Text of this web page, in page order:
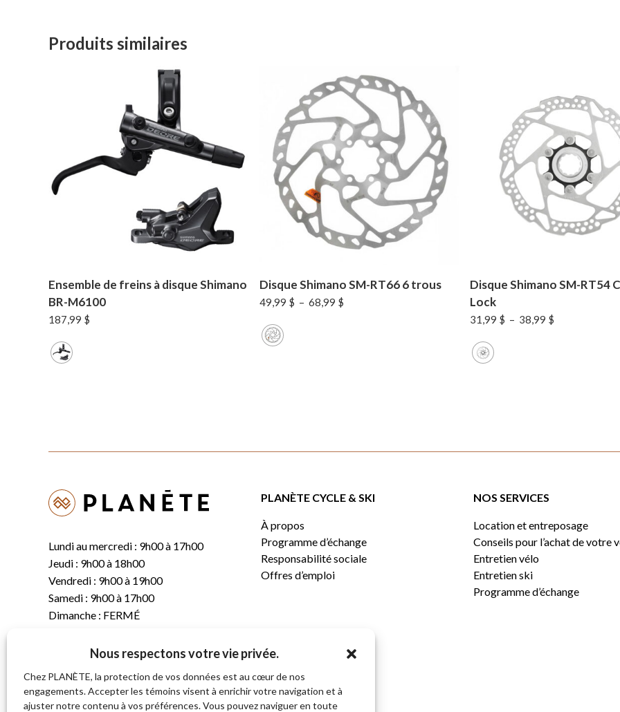
Nous respectons votre vie privée.
Chez PLANÈTE, la protection de vos données est au cœur de nos
engagements. Accepter les témoins visent à enrichir votre navigation et à
ajuster notre contenu à vos préférences. Vous pouvez naviguer en toute
Produits similaires
Ensemble de freins à disque Shimano
BR-M6100
187,99 $
Disque Shimano SM-RT66 6 trous
49,99 $ – 68,99 $Plage
Disque Shimano SM-RT54
Lock
31,99 $ – 38,99 $
Lundi au mercredi : 9h00 à 17h00
Jeudi : 9h00 à 18h00
Vendredi : 9h00 à 19h00
Samedi : 9h00 à 17h00
Dimanche : FERMÉ
(819) 843-8356
C. info@planete.co
681, rue Sherbrooke
PLANÈTE CYCLE & SKI
À propos
Programme d’échange
Responsabilité sociale
Offres d’emploi
NOS SERVICES
Location et entreposage
Conseils pour l’achat de votre
Entretien vélo
Entretien ski
Programme d’échange